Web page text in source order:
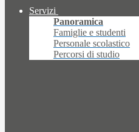
Servizi
Panoramica
Famiglie e studenti
Personale scolastico
Percorsi di studio